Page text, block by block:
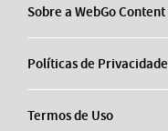
Sobre a WebGo Content
Políticas de Privacidade
Termos de Uso